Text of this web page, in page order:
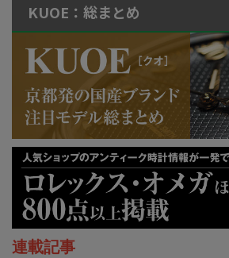
KUOE：総まとめ
連載記事